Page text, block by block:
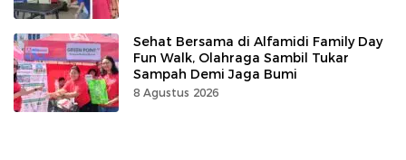
Sehat Bersama di Alfamidi Family Day
Fun Walk, Olahraga Sambil Tukar
Sampah Demi Jaga Bumi
8 Agustus 2026